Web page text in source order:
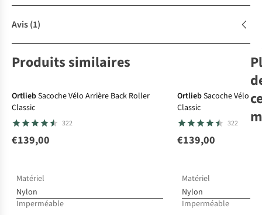
Avis(1)
Produits similaires
OrtliebSacoche Vélo Arrière Back Roller
Classic
322
€139,00
Matériel
Nylon
Imperméable
OrtliebSacoche Vélo
Classic
322
€139,00
Matériel
Nylon
Imperméable